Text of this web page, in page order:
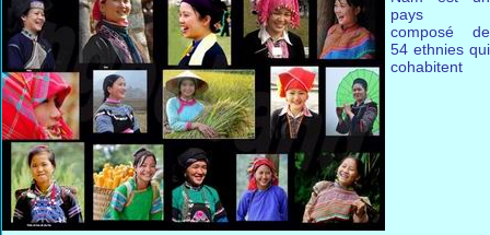
pays
composé de
54 ethnies qui
cohabitent